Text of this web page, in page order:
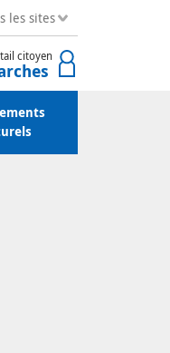
les sites
citoyen